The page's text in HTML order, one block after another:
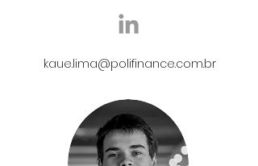
kaue.lima@polifinance.com.br